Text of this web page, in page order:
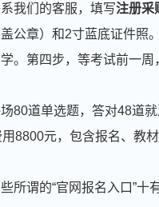
我们的客服，填写注册采
公章）和2寸蓝底证件照
。第四步，等考试前一
道单选题，答对48道就
8800元，包含报名、教
所谓的“官网报名入口”